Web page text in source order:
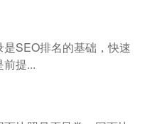
SEO排名的基础，快速
提...